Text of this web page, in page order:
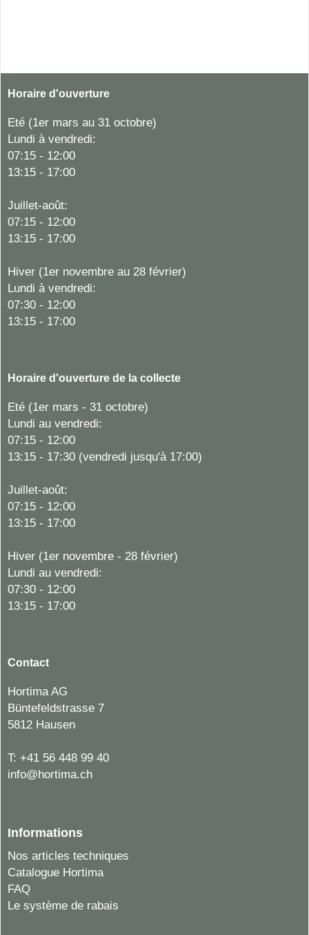
Horaire d'ouverture
Eté (1er mars au 31 octobre)
Lundi à vendredi:
07:15 - 12:00
13:15 - 17:00
Juillet-août:
07:15 - 12:00
13:15 - 17:00
Hiver (1er novembre au 28 février)
Lundi à vendredi:
07:30 - 12:00
13:15 - 17:00
Horaire d'ouverture de la collecte
Eté (1er mars - 31 octobre)
Lundi au vendredi:
07:15 - 12:00
13:15 - 17:30 (vendredi jusqu'à 17:00)
Juillet-août:
07:15 - 12:00
13:15 - 17:00
Hiver (1er novembre - 28 février)
Lundi au vendredi:
07:30 - 12:00
13:15 - 17:00
Contact
Hortima AG
Büntefeldstrasse 7
5812 Hausen
T: +41 56 448 99 40
info@hortima.ch
Informations
Nos articles techniques
Catalogue Hortima
FAQ
Le système de rabais